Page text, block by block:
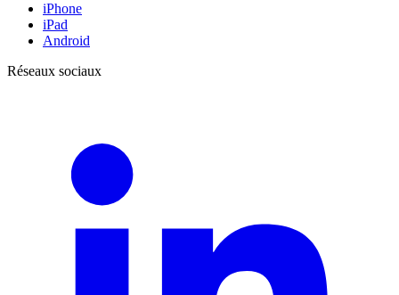
iPhone
iPad
Android
Réseaux sociaux